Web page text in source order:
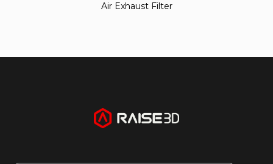
Air Exhaust Filter